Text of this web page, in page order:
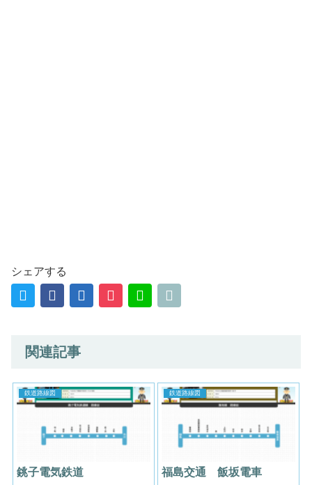
シェアする
関連記事
鉄道路線図
銚子電気鉄道
鉄道路線図
福島交通 飯坂電車